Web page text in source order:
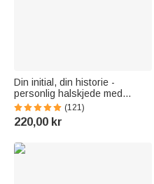
Din initial, din historie -
personlig halskjede med
initialnavn i sterlingsølv -
bursdagsgave,
konfirmasjonsgave,
(121)
220,00 kr